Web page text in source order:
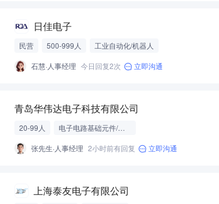
日佳电子
民营 500-999人
工业自动化/机器人
石慧·人事经理 今日回复2次 立即沟通
青岛华伟达电子科技有限公司
20-99人
电子电路基础元件/模组
张先生·人事经理 2小时前有回复 立即沟通
上海泰友电子有限公司